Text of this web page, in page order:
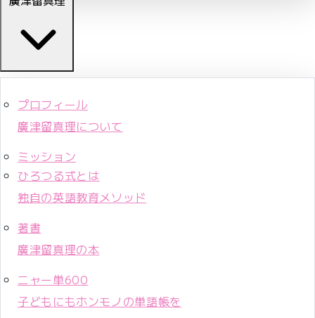
プロフィール
廣津留真理について
ミッション
ひろつる式とは
独自の英語教育メソッド
著書
廣津留真理の本
ニャー単600
子どもにもホンモノの単語帳を